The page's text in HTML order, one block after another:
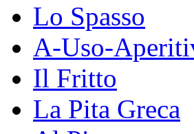
Lo Spasso
A-Uso-
Il Fritto
La Pita Greca